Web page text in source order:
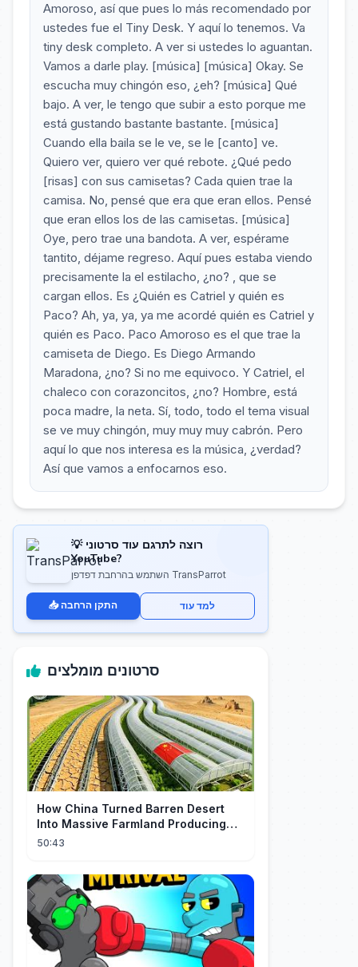
Amoroso, así que pues lo más recomendado por
ustedes fue el Tiny Desk. Y aquí lo tenemos. Va
tiny desk completo. A ver si ustedes lo aguantan.
Vamos a darle play. [música] [música] Okay. Se
escucha muy chingón eso, ¿eh? [música] Qué
bajo. A ver, le tengo que subir a esto porque me
está gustando bastante bastante. [música]
Cuando ella baila se le ve, se le [canto] ve.
Quiero ver, quiero ver qué rebote. ¿Qué pedo
[risas] con sus camisetas? Cada quien trae la
camisa. No, pensé que era que eran ellos. Pensé
que eran ellos los de las camisetas. [música]
Oye, pero trae una bandota. A ver, espérame
tantito, déjame regreso. Aquí pues estaba viendo
precisamente la el estilacho, ¿no? , que se
cargan ellos. Es ¿Quién es Catriel y quién es
Paco? Ah, ya, ya, ya me acordé quién es Catriel y
quién es Paco. Paco Amoroso es el que trae la
camiseta de Diego. Es Diego Armando
Maradona, ¿no? Si no me equivoco. Y Catriel, el
chaleco con corazoncitos, ¿no? Hombre, está
poca madre, la neta. Sí, todo, todo el tema visual
se ve muy chingón, muy muy muy cabrón. Pero
aquí lo que nos interesa es la música, ¿verdad?
Así que vamos a enfocarnos eso.
💡 רוצה לתרגם עוד סרטוני
YouTube?
השתמש בהרחבת דפדפן TransParrot
📥 התקן הרחבה למד עוד
סרטונים מומלצים
How China Turned Barren Desert
Into Massive Farmland Producing
Millions Tons of Food
50:43